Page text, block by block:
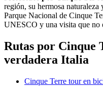
región, su hermosa naturaleza
Parque Nacional de Cinque
UNESCO y una visita que no
Rutas por Cinque
verdadera Italia
Cinque Terre tour en